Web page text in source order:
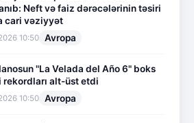
Neft və faiz dərəcələrinin təsiri
cari vəziyyət
10:50 Avropa
"La Velada del Año 6" boks
rekordları alt-üst etdi
10:50 Avropa